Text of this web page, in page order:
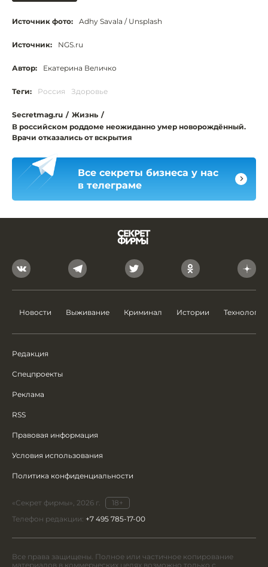
Источник фото: Adhy Savala / Unsplash
Источник: NGS.ru
Автор: Екатерина Величко
Теги: Россия Здоровье
Secretmag.ru / Жизнь /
В российском роддоме неожиданно умер новорождённый.
Врачи отказались от вскрытия
Все секреты бизнеса у нас
в телеграме
Новости Выживание Криминал Истории Технологии
Редакция
Спецпроекты
Реклама
RSS
Правовая информация
Условия использования
Политика конфиденциальности
«Секрет фирмы», 2026 г.
18+
Телефон редакции: +7 495 785-17-00
Все права защищены. Полное или частичное копирование
материалов в коммерческих целях возможно только с